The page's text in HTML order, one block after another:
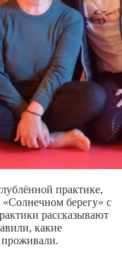
практике,
берегу» с
рассказывают
какие
проживали.